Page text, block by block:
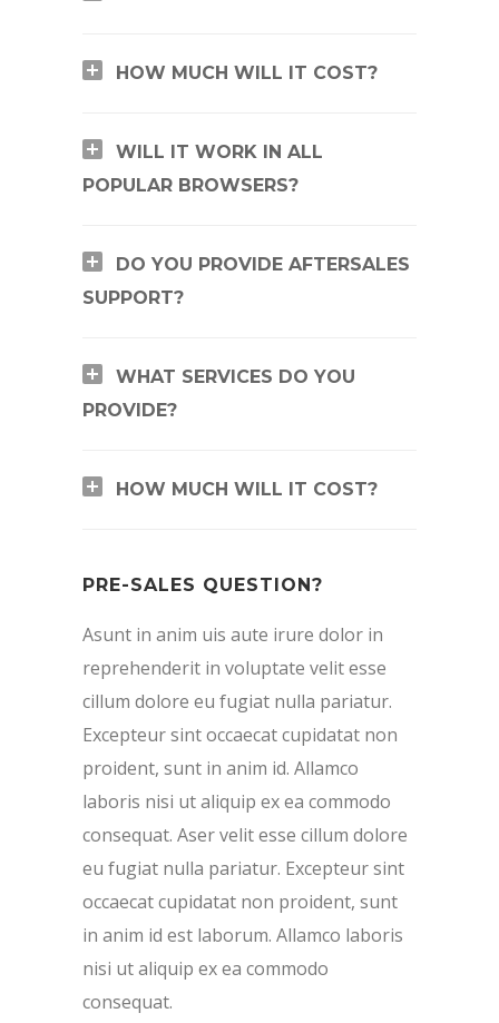
HOW MUCH WILL IT COST?
WILL IT WORK IN ALL
POPULAR BROWSERS?
DO YOU PROVIDE AFTERSALES
SUPPORT?
WHAT SERVICES DO YOU
PROVIDE?
HOW MUCH WILL IT COST?
PRE-SALES QUESTION?
Asunt in anim uis aute irure dolor in
reprehenderit in voluptate velit esse
cillum dolore eu fugiat nulla pariatur.
Excepteur sint occaecat cupidatat non
proident, sunt in anim id. Allamco
laboris nisi ut aliquip ex ea commodo
consequat. Aser velit esse cillum dolore
eu fugiat nulla pariatur. Excepteur sint
occaecat cupidatat non proident, sunt
in anim id est laborum. Allamco laboris
nisi ut aliquip ex ea commodo
consequat.